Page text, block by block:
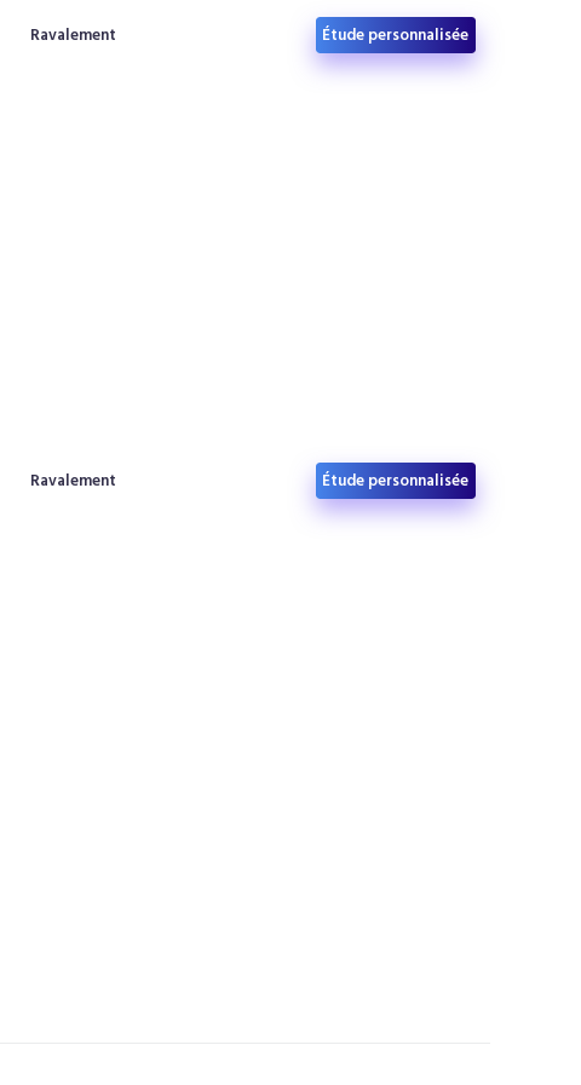
Ravalement
Étude personnalisée
Ravalement
Étude personnalisée